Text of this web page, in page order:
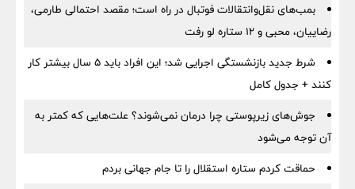
بمب‌های نقل‌وانتقالات فوتبال در راه است؛ مقصد احتمالی طارمی،
رضاییان، محبی و ۱۲ ستاره لو رفت
شرط جدید بازنشستگی اجرایی شد؛ این افراد باید ۵ سال بیشتر کار
کنند + جدول کامل
جوش‌های زیرپوستی چرا درمان نمی‌شوند؟ علت‌هایی که کمتر به
آن توجه می‌شود
حماقت کردم ستاره استقلال را تا جام جهانی بردم